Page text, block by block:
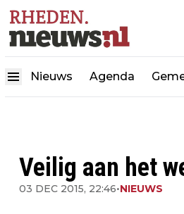
Nieuws Agenda
Veilig aan het
03 DEC 2015, 22:46•NIEUWS